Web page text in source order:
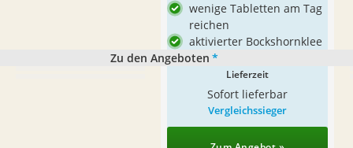
wenige Tabletten am Tag
reichen
aktivierter Bockshornklee
Zu den Angeboten *
Lieferzeit
Sofort lieferbar
Vergleichssieger